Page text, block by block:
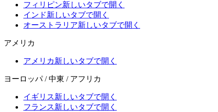
フィリピン新しいタブで開く
インド新しいタブで開く
オーストラリア新しいタブで開く
アメリカ
アメリカ新しいタブで開く
ヨーロッパ / 中東 / アフリカ
イギリス新しいタブで開く
フランス新しいタブで開く